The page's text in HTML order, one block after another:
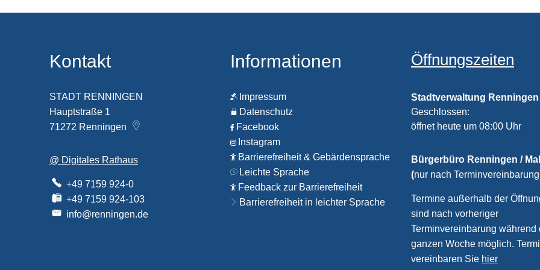
Kontakt
STADT RENNINGEN
Hauptstraße 1
71272 Renningen
@ Digitales Rathaus
+49 7159 924-0
+49 7159 924-103
info@renningen.de
Informationen
Impressum
Datenschutz
Facebook
Instagram
Barrierefreiheit & Gebärdensprache
Leichte Sprache
Feedback zur Barrierefreiheit
Barrierefreiheit in leichter Sprache
Öffnungszeiten
Stadtverwaltung Renningen
Klicken, um weitere
Geschlossen:
öffnet heute um 08:00 Uhr
Bürgerbüro Renningen /
(nur nach
Termine außerhalb der
sind nach vorheriger
Terminvereinbarung während
ganzen Woche möglich.
vereinbaren Sie hier